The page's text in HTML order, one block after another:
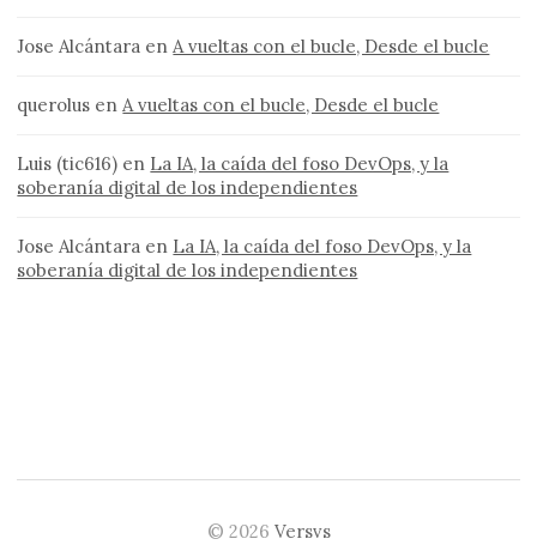
Jose Alcántara enA vueltas con el bucle, Desde el bucle
querolus enA vueltas con el bucle, Desde el bucle
Luis (tic616) en La IA, la caída del foso DevOps, y la
soberanía digital de los independientes
Jose Alcántara en La IA, la caída del foso DevOps, y la
soberanía digital de los independientes
© 2026 Versvs